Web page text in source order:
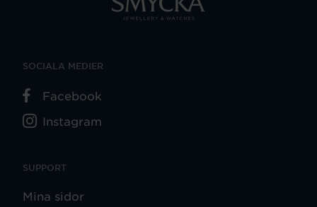
SUPPORT
Mina sidor
SOCIALA MEDIER
Facebook
Instagram